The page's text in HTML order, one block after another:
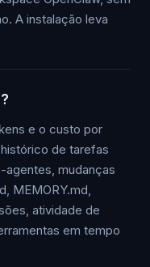
A instalação leva
e o custo por
de tarefas
mudanças
MEMORY.md,
atividade de
em tempo